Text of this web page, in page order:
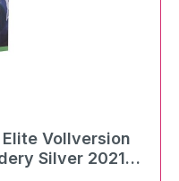
Vollversion
Silver 2021